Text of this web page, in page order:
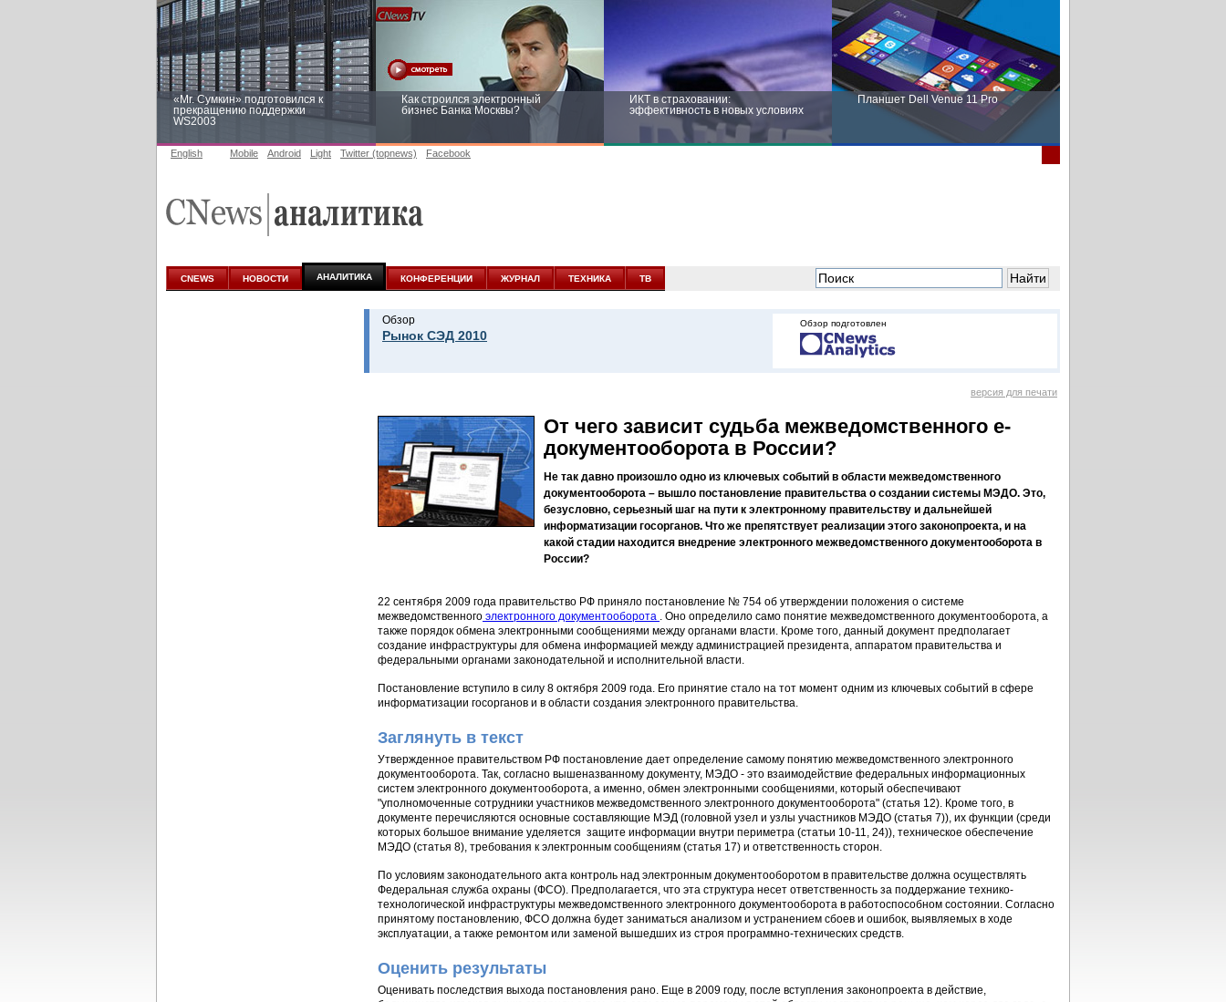
«Mr. Сумкин» подготовился к
прекращению поддержки
WS2003
Как строился электронный
бизнес Банка Москвы?
ИКТ в страховании:
эффективность в новых условиях
Планшет Dell Venue 11 Pro
аналитике
новых условиях
English Mobile Android Light Twitter (topnews) Facebook
CNEWS НОВОСТИ АНАЛИТИКА КОНФЕРЕНЦИИ ЖУРНАЛ ТЕХНИКА ТВ
Обзор
Рынок СЭД 2010
Обзор подготовлен
версия для печати
От чего зависит судьба межведомственного e-
документооборота в России?
Не так давно произошло одно из ключевых событий в области межведомственного
документооборота – вышло постановление правительства о создании системы МЭДО. Это,
безусловно, серьезный шаг на пути к электронному правительству и дальнейшей
информатизации госорганов. Что же препятствует реализации этого законопроекта, и на
какой стадии находится внедрение электронного межведомственного документооборота в
России?
22 сентября 2009 года правительство РФ приняло постановление № 754 об утверждении положения о системе
межведомственного электронного документооборота . Оно определило само понятие межведомственного документооборота, а
также порядок обмена электронными сообщениями между органами власти. Кроме того, данный документ предполагает
создание инфраструктуры для обмена информацией между администрацией президента, аппаратом правительства и
федеральными органами законодательной и исполнительной власти.
Постановление вступило в силу 8 октября 2009 года. Его принятие стало на тот момент одним из ключевых событий в сфере
информатизации госорганов и в области создания электронного правительства.
Заглянуть в текст
Утвержденное правительством РФ постановление дает определение самому понятию межведомственного электронного
документооборота. Так, согласно вышеназванному документу, МЭДО - это взаимодействие федеральных информационных
систем электронного документооборота, а именно, обмен электронными сообщениями, который обеспечивают
"уполномоченные сотрудники участников межведомственного электронного документооборота" (статья 12). Кроме того, в
документе перечисляются основные составляющие МЭД (головной узел и узлы участников МЭДО (статья 7)), их функции (среди
которых большое внимание уделяется защите информации внутри периметра (статьи 10-11, 24)), техническое обеспечение
МЭДО (статья 8), требования к электронным сообщениям (статья 17) и ответственность сторон.
По условиям законодательного акта контроль над электронным документооборотом в правительстве должна осуществлять
Федеральная служба охраны (ФСО). Предполагается, что эта структура несет ответственность за поддержание технико-
технологической инфраструктуры межведомственного электронного документооборота в работоспособном состоянии. Согласно
принятому постановлению, ФСО должна будет заниматься анализом и устранением сбоев и ошибок, выявляемых в ходе
эксплуатации, а также ремонтом или заменой вышедших из строя программно-технических средств.
Оценить результаты
Оценивать последствия выхода постановления рано. Еще в 2009 году, после вступления законопроекта в действие,